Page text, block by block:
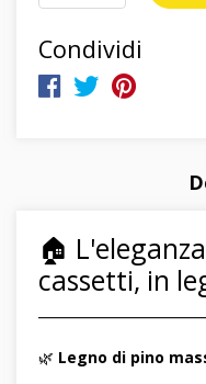
Condividi
🏠
cassetti, in
🌿 Legno di pino